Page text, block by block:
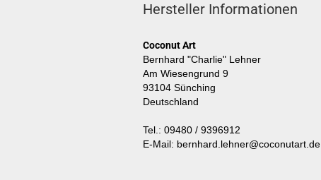
Hersteller Informationen
Coconut Art
Bernhard "Charlie" Lehner
Am Wiesengrund 9
93104 Sünching
Deutschland
Tel.: 09480 / 9396912
E-Mail: bernhard.lehner@coconutart.de